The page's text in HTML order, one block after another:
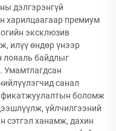
дэлгэрэнгүй
харилцаагаар премиум
эксклюзив
илүү өндөр үнээр
лояаль байдлыг
Умамтлагдсан
санал
боломж
үйлчилгээний
сэтгэл ханамж, дахин